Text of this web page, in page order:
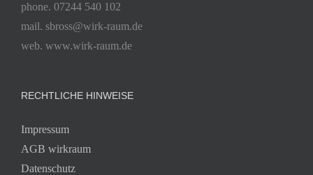
phone. 07244 540 102
mail. sbross@wirk-raum.de
web. www.wirk-raum.de
RECHTLICHE HINWEISE
Impressum
AGB wirkraum
Datenschutz